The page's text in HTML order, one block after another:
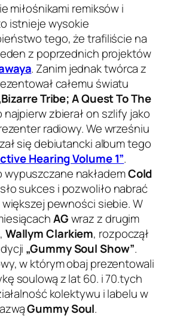
miłośnikami remiksów i
istnieje wysokie
tego, że trafiliście na
z poprzednich projektów
. Zanim jednak twórca z
całemu światu
Tribe; A Quest To The
najpierw zbierał on szlify jako
radiowy. We wrześniu
się debiutancki album tego
Hearing Volume 1”.
nakłademCold
sukces i pozwoliło nabrać
pewności siebie. W
AGwraz z drugim
Wallym Clarkiem, rozpoczął
„Gummy Soul Show”.
w którym obaj prezentowali
soulową z lat 60. i 70.tych
kolektywu i labelu w
Gummy Soul.